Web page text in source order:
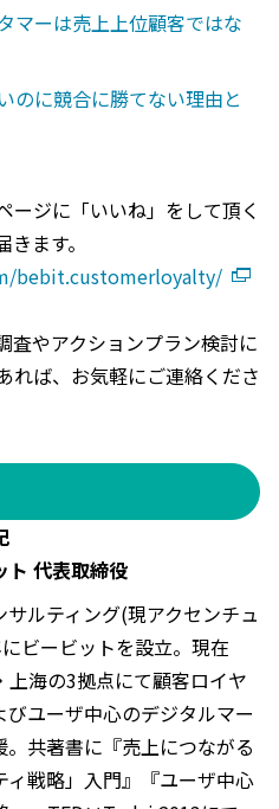
マーは売上上位顧客ではな
のに競合に勝てない理由と
ジに「いいね」をして頂く
ます。
bebit.customerloyalty/
やアクションプラン検討に
れば、お気軽にご連絡くださ
ト 代表取締役
サルティング(現アクセンチュ
ビービットを設立。現在
上海の3拠点にて顧客ロイヤ
びユーザ中心のデジタルマー
。共著書に『売上につながる
ィ戦略」入門』『ユーザ中心